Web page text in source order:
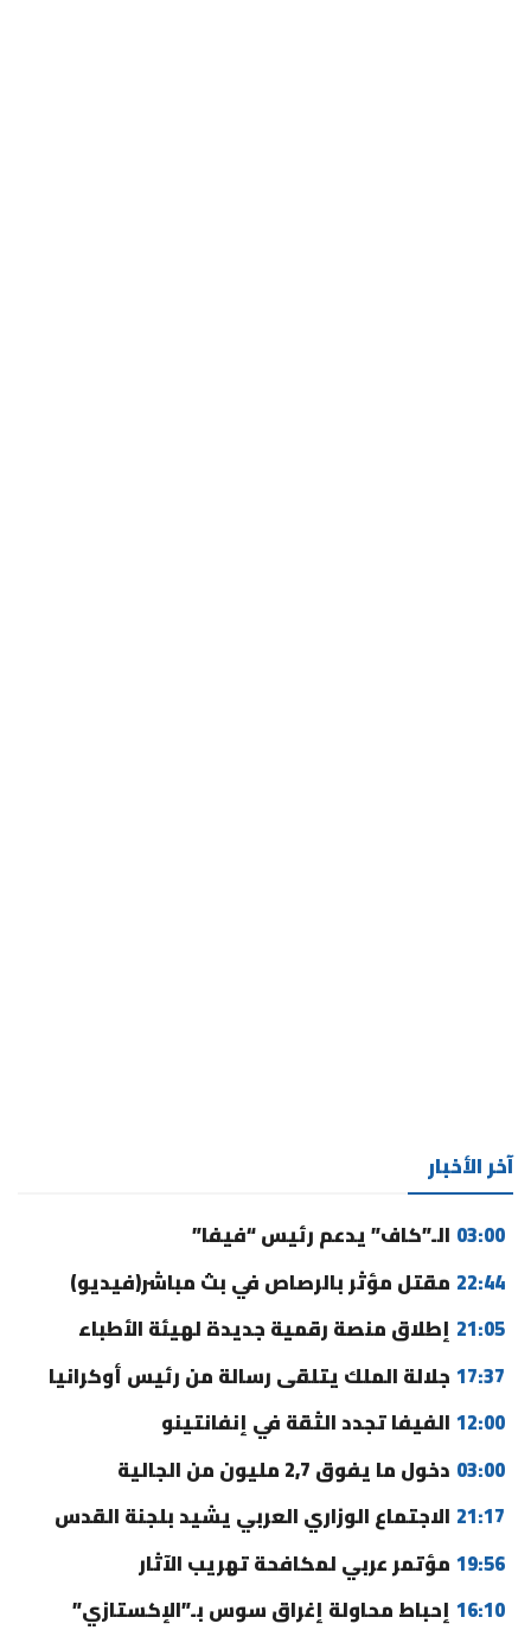
آخر الأخبار
03:00 الـ”كاف” يدعم رئيس “فيفا”
22:44 مقتل مؤثر بالرصاص في بث مباشر(فيديو)
21:05 إطلاق منصة رقمية جديدة لهيئة الأطباء
17:37 جلالة الملك يتلقى رسالة من رئيس أوكرانيا
12:00 الفيفا تجدد الثقة في إنفانتينو
03:00 دخول ما يفوق 2,7 مليون من الجالية
21:17 الاجتماع الوزاري العربي يشيد بلجنة القدس
19:56 مؤتمر عربي لمكافحة تهريب الآثار
16:10 إحباط محاولة إغراق سوس بـ”الإكستازي”